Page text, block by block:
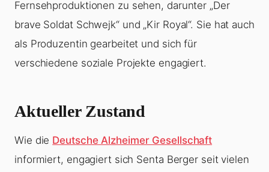
Fernsehproduktionen zu sehen, darunter „Der
brave Soldat Schwejk“ und „Kir Royal“. Sie hat auch
als Produzentin gearbeitet und sich für
verschiedene soziale Projekte engagiert.
Aktueller Zustand
Wie die Deutsche Alzheimer Gesellschaft
informiert, engagiert sich Senta Berger seit vielen